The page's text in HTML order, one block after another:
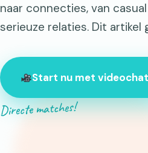
naar connecties, van
serieuze relaties. Dit artikel
Start nu met
Directe matches!